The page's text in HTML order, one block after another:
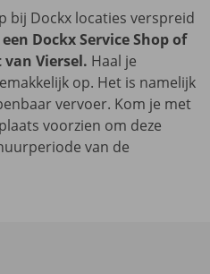
bij Dockx locaties verspreid
Dockx Service Shop of
Viersel. Haal je
op. Het is namelijk
vervoer. Kom je met
voorzien om deze
van de